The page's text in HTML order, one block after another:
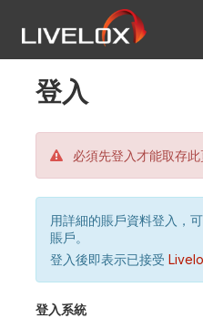
登入
必須先登入才能取存此
用詳細的賬戶資料登入，
賬戶。
登入後即表示已接受
登入系統